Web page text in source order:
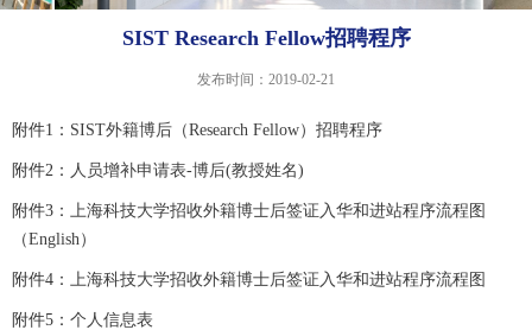
SIST Research Fellow招聘程序
发布时间：2019-02-21
附件1： SIST外籍博后（Research Fellow）招聘程序
附件2： 人员增补申请表-博后(教授姓名)
附件3：
上海科技大学招收外籍博士后签证入华和进站程序流程图
（English）
附件4： 上海科技大学招收外籍博士后签证入华和进站程序流程图
附件5： 个人信息表